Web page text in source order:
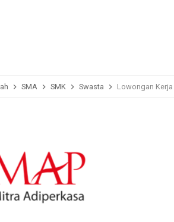
SMA SMK Swasta Lowongan